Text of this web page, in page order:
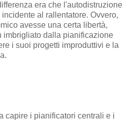
era che l'autodistruzione
al rallentatore. Ovvero,
avesse una certa libertà,
imbrigliato dalla pianificazione
i suoi progetti improduttivi e la
capire i pianificatori centrali e i